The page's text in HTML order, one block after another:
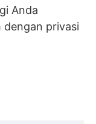
Anda
privasi